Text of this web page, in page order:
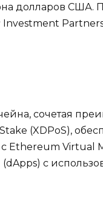
долларов
сочетая
(XDPoS),
Virtual
с